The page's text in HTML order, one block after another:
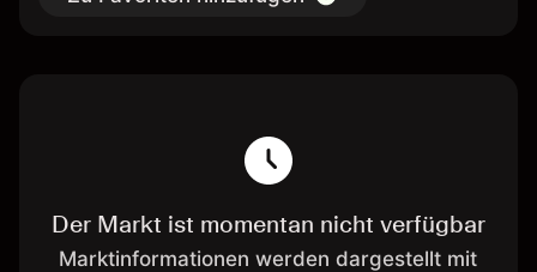
Der Markt ist momentan nicht verfügbar
Marktinformationen werden dargestellt mit